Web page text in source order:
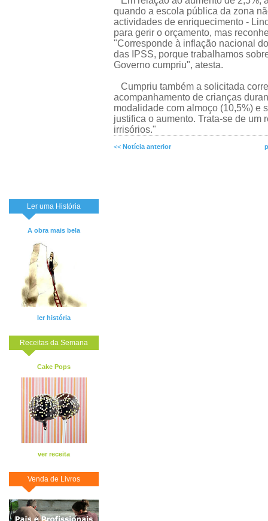
Ler uma História
A obra mais bela
ler história
Receitas da Semana
Cake Pops
ver receita
Venda de Livros
quando a escola pública da zona
actividades de enriquecimento -
para gerir o orçamento, mas
"Corresponde à inflação nacional
das IPSS, porque trabalhamos
Governo cumpriu", atesta.
Cumpriu também a solicitada
acompanhamento de crianças
modalidade com almoço (10,5%) e
justifica o aumento. Trata-se de um
irrisórios."
<< Notícia anterior